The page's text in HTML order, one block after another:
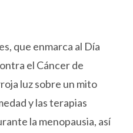
que enmarca al Día
el Cáncer de
luz sobre un mito
y las terapias
la menopausia, así